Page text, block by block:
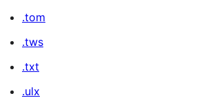
.tom
.tws
.txt
.ulx